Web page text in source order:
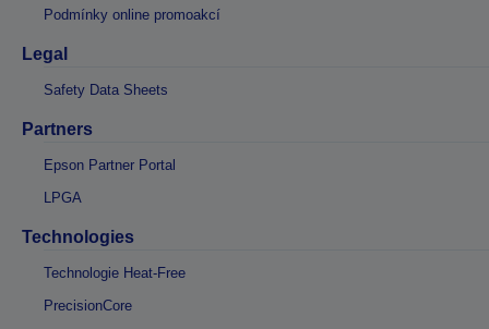
Podmínky online promoakcí
Legal
Safety Data Sheets
Partners
Epson Partner Portal
LPGA
Technologies
Technologie Heat-Free
PrecisionCore